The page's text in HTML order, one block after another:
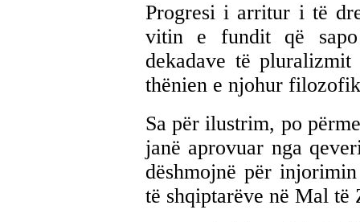
Progresi i arritur i të
vitin e fundit që
dekadave të
thënien e njohur
Sa për ilustrim, po
janë aprovuar nga
dëshmojnë për
të shqiptarëve në Mal të